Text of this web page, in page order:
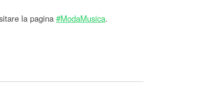
la pagina #ModaMusica.